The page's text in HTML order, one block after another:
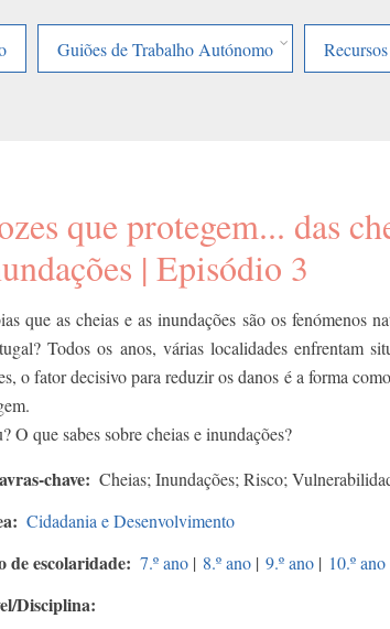
Guiões de Trabalho Autónomo Recursos
que protegem... das
| Episódio 3
que as cheias e as inundações são os fenómenos
Todos os anos, várias localidades enfrentam
o fator decisivo para reduzir os danos é a forma
O que sabes sobre cheias e inundações?
chave Cheias; Inundações; Risco;
Cidadania e Desenvolvimento
de escolaridade 7.º ano | 8.º ano | 9.º ano | 10.º ano
Disciplina